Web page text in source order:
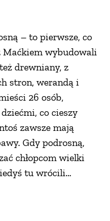
– to pierwsze, co
Maćkiem wybudowali
drewniany, z
stron, werandą i
26 osób,
co cieszy
zawsze mają
Gdy podrosną,
chłopcom wielki
tu wrócili…